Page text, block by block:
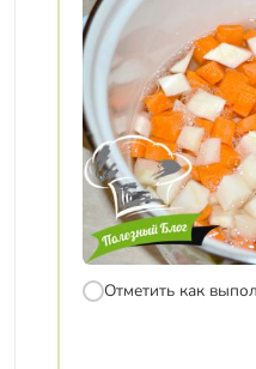
Отметить как